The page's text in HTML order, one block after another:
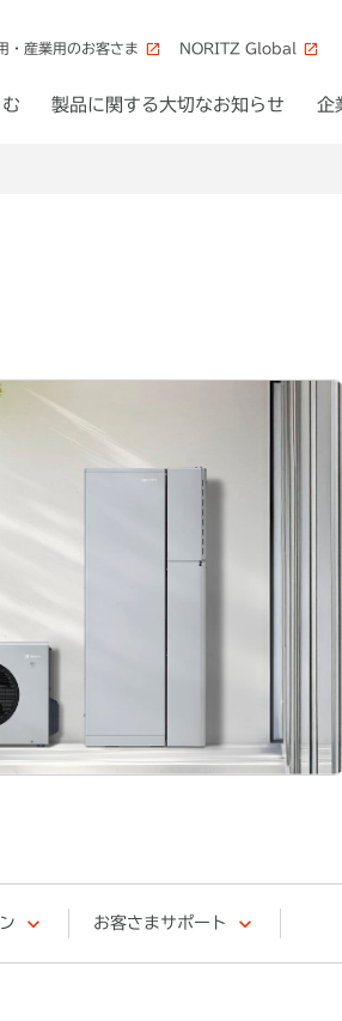
・産業用のお客さま NORITZ Global
製品に関する大切なお知らせ 企
お客さまサポート